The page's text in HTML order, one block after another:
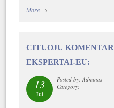
More→
CITUOJU
EKSPERTAI-EU:
13
Jul
Posted by: Adminas
Category: